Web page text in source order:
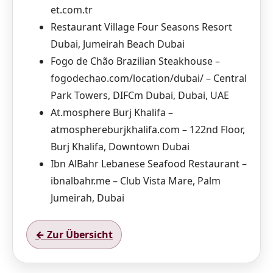
et.com.tr
Restaurant Village Four Seasons Resort
Dubai, Jumeirah Beach Dubai
Fogo de Chão Brazilian Steakhouse –
fogodechao.com/location/dubai/ – Central
Park Towers, DIFCm Dubai, Dubai, UAE
At.mosphere Burj Khalifa –
atmosphereburjkhalifa.com – 122nd Floor,
Burj Khalifa, Downtown Dubai
Ibn AlBahr Lebanese Seafood Restaurant –
ibnalbahr.me – Club Vista Mare, Palm
Jumeirah, Dubai
← Zur Übersicht